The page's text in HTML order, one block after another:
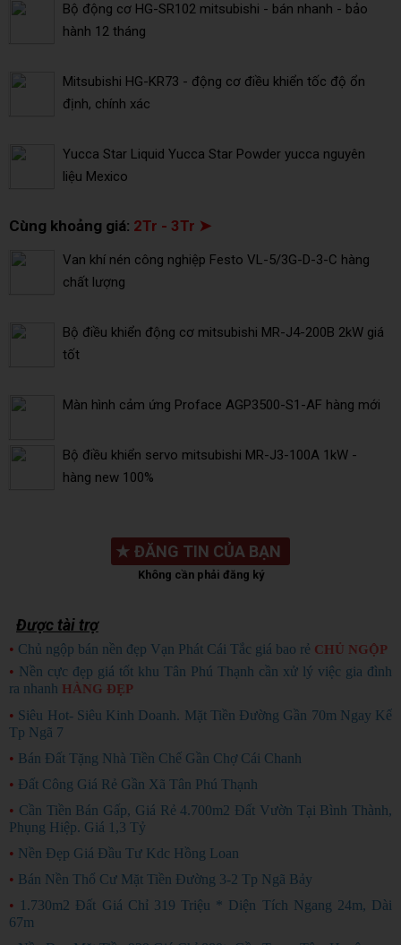
Bộ động cơ HG-SR102 mitsubishi - bán nhanh - bảo
hành 12 tháng
Mitsubishi HG-KR73 - động cơ điều khiển tốc độ ổn
định, chính xác
Yucca Star Liquid Yucca Star Powder yucca nguyên
liệu Mexico
Cùng khoảng giá: 2Tr - 3Tr ➤
Van khí nén công nghiệp Festo VL-5/3G-D-3-C hàng
chất lượng
Bộ điều khiển động cơ mitsubishi MR-J4-200B 2kW giá
tốt
Màn hình cảm ứng Proface AGP3500-S1-AF hàng mới
Bộ điều khiển servo mitsubishi MR-J3-100A 1kW -
hàng new 100%
★ ĐĂNG TIN CỦA BẠN
Không cần phải đăng ký
Được tài trợ
• Chủ ngộp bán nền đẹp Vạn Phát Cái Tắc giá bao rẻ CHỦ NGỘP
• Nền cực đẹp giá tốt khu Tân Phú Thạnh cần xử lý việc gia đình
ra nhanh HÀNG ĐẸP
• Siêu Hot- Siêu Kinh Doanh. Mặt Tiền Đường Gần 70m Ngay Kế
Tp Ngã 7
• Bán Đất Tặng Nhà Tiền Chế Gần Chợ Cái Chanh
• Đất Công Giá Rẻ Gần Xã Tân Phú Thạnh
• Cần Tiền Bán Gấp, Giá Rẻ 4.700m2 Đất Vườn Tại Bình Thành,
Phụng Hiệp. Giá 1,3 Tỷ
• Nền Đẹp Giá Đầu Tư Kdc Hồng Loan
• Bán Nền Thổ Cư Mặt Tiền Đường 3-2 Tp Ngã Bảy
• 1.730m2 Đất Giá Chỉ 319 Triệu * Diện Tích Ngang 24m, Dài
67m